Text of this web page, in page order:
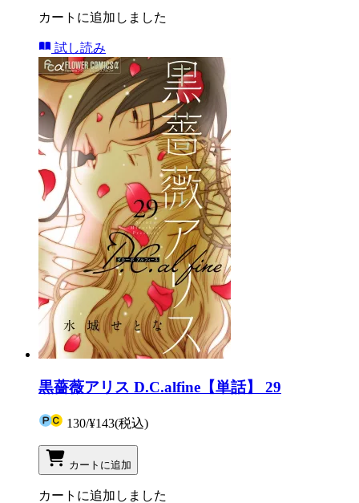
カートに追加しました
試し読み
黒薔薇アリス D.C.alfine【単話】 29
130/¥143(税込)
カートに追加
カートに追加しました